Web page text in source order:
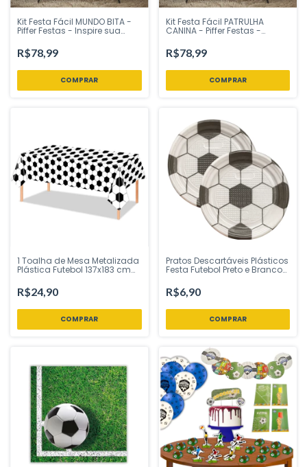
Kit Festa Fácil MUNDO BITA -
Piffer Festas - Inspire sua
R$78,99
Kit Festa Fácil PATRULHA
CANINA - Piffer Festas -
R$78,99
1 Toalha de Mesa Metalizada
Plástica Futebol 137x183 cm
sua Festa Loja
R$24,90
Pratos Descartáveis Plásticos
Festa Futebol Preto e Branco
Unidades Plastik
R$6,90